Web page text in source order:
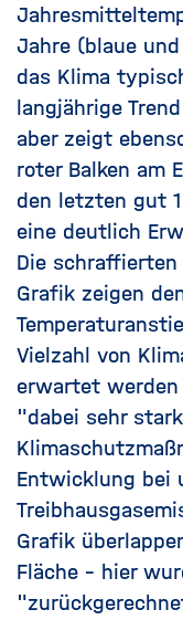
Jahre (blaue
das Klima
langjährige
aber zeigt
roter Balken am
den letzten gut
eine deutlich
Die schraffierten
Grafik zeigen
Vielzahl von
erwartet
"dabei sehr
Entwicklung bei
Grafik
Fläche – hier